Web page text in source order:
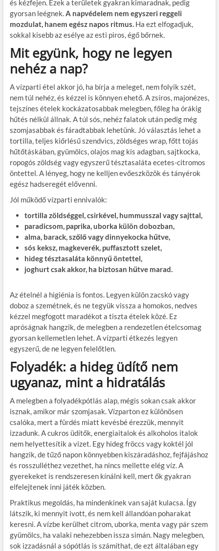
és kézfejen. Ezek a területek gyakran kimaradnak, pedig
gyorsan leégnek.A napvédelem nem egyszeri reggeli
mozdulat, hanem egész napos ritmus.Ha ezt elfogadjuk,
sokkal kisebb az esélye az esti piros, égő bőrnek.
Mit együnk, hogy ne legyen
nehéz a nap?
A vízparti étel akkor jó, ha bírja a meleget, nem folyik szét,
nem túl nehéz, és kézzel is könnyen ehető. A zsíros, majonézes,
tejszínes ételek kockázatosabbak melegben, főleg ha órákig
hűtés nélkül állnak. A túl sós, nehéz falatok után pedig még
szomjasabbak és fáradtabbak lehetünk. Jó választás lehet a
tortilla, teljes kiőrlésű szendvics, zöldséges wrap, főtt tojás
hűtőtáskában, gyümölcs, olajos mag kis adagban, sajtkocka,
ropogós zöldség vagy egyszerű tésztasaláta ecetes-citromos
öntettel. A lényeg, hogy ne kelljen evőeszközök és tányérok
egész hadseregét elővenni.
Jól működő vízparti ennivalók:
tortilla zöldséggel, csirkével, hummusszal vagy sajttal,
paradicsom, paprika, uborka külön dobozban,
alma, barack, szőlő vagy dinnyekocka hűtve,
sós keksz, magkeverék, puffasztott szelet,
hideg tésztasaláta könnyű öntettel,
joghurt csak akkor, ha biztosan hűtve marad.
Az ételnél a higiénia is fontos. Legyen külön zacskó vagy
doboz a szemétnek, és ne tegyük vissza a homokos, nedves
kézzel megfogott maradékot a tiszta ételek közé. Ez
apróságnak hangzik, de melegben a rendezetlen ételcsomag
gyorsan kellemetlen lehet. A vízparti étkezés legyen
egyszerű, de ne legyen felelőtlen.
Folyadék: a hideg üdítő nem
ugyanaz, mint a hidratálás
A melegben a folyadékpótlás alap, mégis sokan csak akkor
isznak, amikor már szomjasak. Vízparton ez különösen
csalóka, mert a fürdés miatt kevésbé érezzük, mennyit
izzadunk. A cukros üdítők, energiaitalok és alkoholos italok
nem helyettesítik a vizet. Egy hideg fröccs vagy koktél jól
hangzik, de tűző napon könnyebben kiszáradáshoz, fejfájáshoz
és rosszulléthez vezethet, ha nincs mellette elég víz. A
gyerekeket is rendszeresen kínálni kell, mert ők gyakran
elfelejtenek inni játék közben.
Praktikus megoldás, ha mindenkinek van saját kulacsa. Így
látszik, ki mennyit ivott, és nem kell állandóan poharakat
keresni. A vízbe kerülhet citrom, uborka, menta vagy pár szem
gyümölcs, ha valaki nehezebben issza simán. Nagy melegben,
sok izzadásnál a sópótlás is számíthat, de ezt általában egy